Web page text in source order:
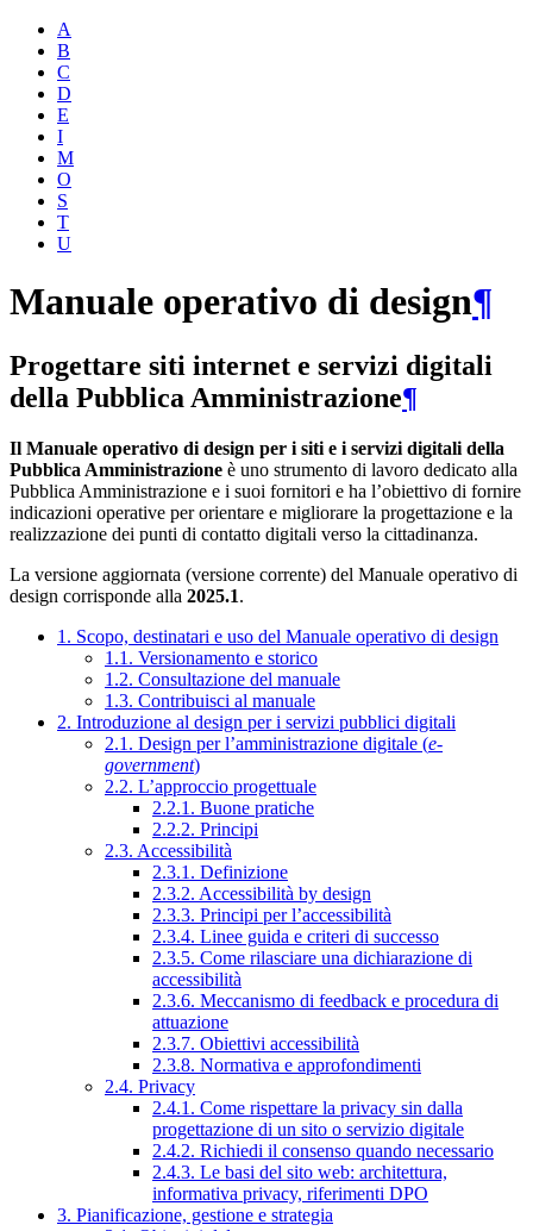
A
B
C
D
E
I
M
O
S
T
U
Manuale operativo di design¶
Progettare siti internet e servizi digitali
della Pubblica Amministrazione¶
Il Manuale operativo di design per i siti e i servizi digitali della
Pubblica Amministrazione è uno strumento di lavoro dedicato alla
Pubblica Amministrazione e i suoi fornitori e ha l’obiettivo di fornire
indicazioni operative per orientare e migliorare la progettazione e la
realizzazione dei punti di contatto digitali verso la cittadinanza.
La versione aggiornata (versione corrente) del Manuale operativo di
design corrisponde alla 2025.1.
1. Scopo, destinatari e uso del Manuale operativo di design
1.1. Versionamento e storico
1.2. Consultazione del manuale
1.3. Contribuisci al manuale
2. Introduzione al design per i servizi pubblici digitali
2.1. Design per l’amministrazione digitale (e-
government)
2.2. L’approccio progettuale
2.2.1. Buone pratiche
2.2.2. Principi
2.3. Accessibilità
2.3.1. Definizione
2.3.2. Accessibilità by design
2.3.3. Principi per l’accessibilità
2.3.4. Linee guida e criteri di successo
2.3.5. Come rilasciare una dichiarazione di
accessibilità
2.3.6. Meccanismo di feedback e procedura di
attuazione
2.3.7. Obiettivi accessibilità
2.3.8. Normativa e approfondimenti
2.4. Privacy
2.4.1. Come rispettare la privacy sin dalla
progettazione di un sito o servizio digitale
2.4.2. Richiedi il consenso quando necessario
2.4.3. Le basi del sito web: architettura,
informativa privacy, riferimenti DPO
3. Pianificazione, gestione e strategia